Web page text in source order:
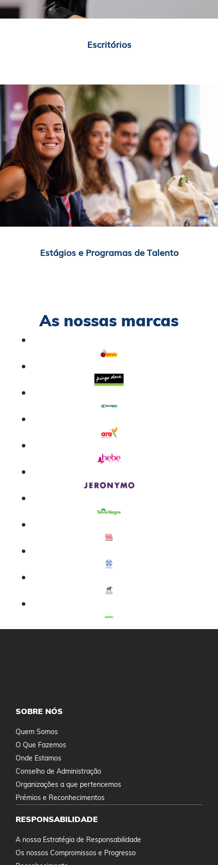
Escritórios
Estágios e Programas de Talento
As nossas marcas
SOBRE NÓS
Quem Somos
O Que Fazemos
Onde Estamos
Conselho de Administração
Organizações a que pertencemos
Prémios e Reconhecimentos
RESPONSABILIDADE
A nossa Estratégia de Responsabilidade
Os nossos Compromissos e Progresso